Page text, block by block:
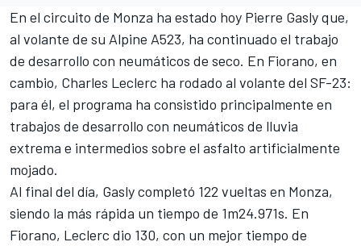
En el circuito de Monza ha estado hoy Pierre Gaslyque,
al volante de su Alpine A523, ha continuado el trabajo
de desarrollo con neumáticos de seco. En Fiorano, en
cambio, Charles Leclerc ha rodado al volante del SF-23:
para él, el programa ha consistido principalmente en
trabajos de desarrollo con neumáticos de lluvia
extrema e intermedios sobre el asfalto artificialmente
mojado.
Al final del día, Gasly completó 122 vueltas en Monza,
siendo la más rápida un tiempo de 1m24.971s. En
Fiorano, Leclerc dio 130, con un mejor tiempo de